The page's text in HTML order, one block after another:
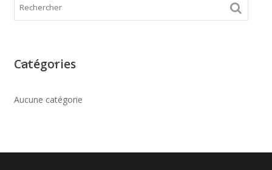
Catégories
Aucune catégorie